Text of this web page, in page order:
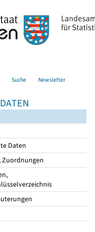
Suche Newsletter
Daten
Zuordnungen